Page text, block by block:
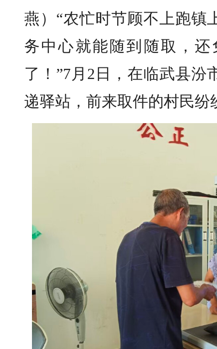
燕）“农忙时节顾不上跑镇
务中心就能随到随取，
了！”7月2日，在临武县汾
递驿站，前来取件的村民纷